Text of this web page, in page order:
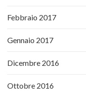
Febbraio 2017
Gennaio 2017
Dicembre 2016
Ottobre 2016